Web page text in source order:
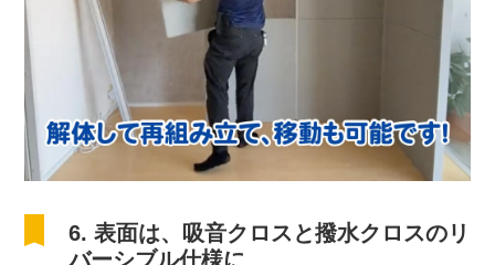
6. 表面は、吸音クロスと撥水クロスのリ
バーシブル仕様に